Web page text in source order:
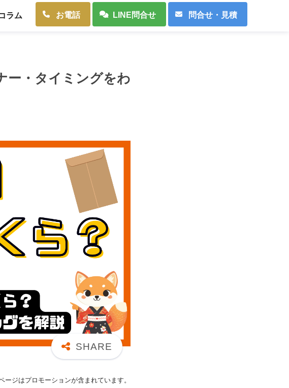
ラム お電話 LINE問合せ 問合せ・見積
ー・タイミングをわ
ージはプロモーションが含まれています。